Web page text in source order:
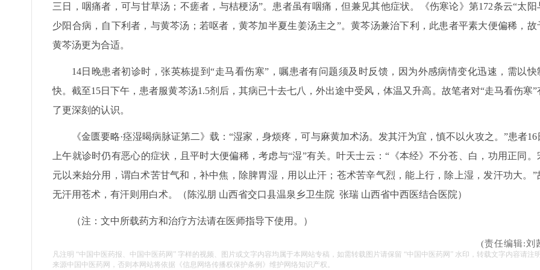
三日，咽痛者，可与甘草汤；不瘥者，与桔梗汤”。患者虽有咽痛，但兼见其他症状。《伤寒论》第172条云“太阳
少阳合病，自下利者，与黄芩汤；若呕者，黄芩加半夏生姜汤主之”。黄芩汤兼治下利，此患者平素大便偏稀，故
黄芩汤更为合适。
14日晚患者初诊时，张英栋提到“走马看伤寒”，嘱患者有问题须及时反馈，因为外感病情变化迅速，需以快
快。截至15日下午，患者服黄芩汤1.5剂后，其病已十去七八，外出途中受风，体温又升高。故笔者对“走马看伤寒”
了更深刻的认识。
《金匮要略·痉湿暍病脉证第二》载：“湿家，身烦疼，可与麻黄加术汤。发其汗为宜，慎不以火攻之。”患者16
上午就诊时仍有恶心的症状，且平时大便偏稀，考虑与“湿”有关。叶天士云：“《本经》不分苍、白，功用正同。
元以来始分用，谓白术苦甘气和，补中焦，除脾胃湿，用以止汗；苍术苦辛气烈，能上行，除上湿，发汗功大。”
无汗用苍术，有汗则用白术。（陈泓朋 山西省交口县温泉乡卫生院 张瑞 山西省中西医结合医院）
（注：文中所载药方和治疗方法请在医师指导下使用。）
(责任编辑:刘
凡注明 “中国中医药报、中国中医药网” 字样的视频、图片或文字内容均属于本网站专稿，如需转载图片请保留 “中国中医药网” 水印，转载文字内容请注明
来源中国中医药网，否则本网站将依据《信息网络传播权保护条例》维护网络知识产权。